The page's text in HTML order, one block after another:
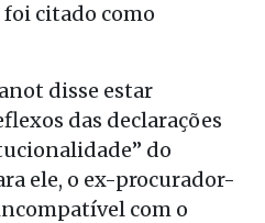
citado como
disse estar
das declarações
do
ele, o ex-procurador-
com o